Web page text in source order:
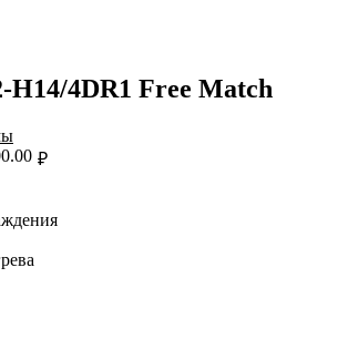
H14/4DR1 Free Match
₽